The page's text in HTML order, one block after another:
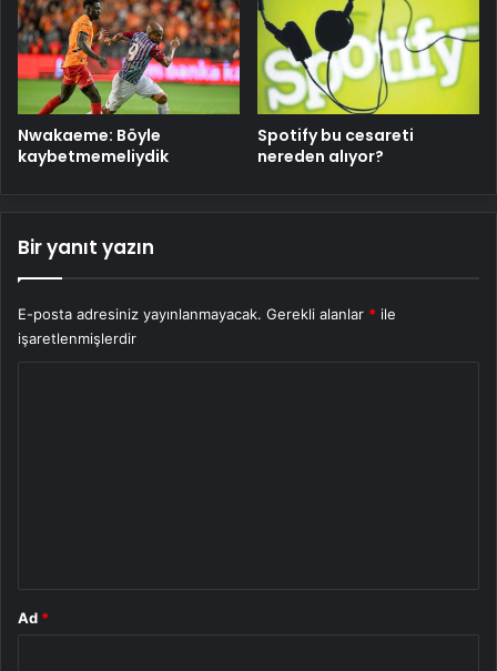
Nwakaeme: Böyle
kaybetmemeliydik
Spotify bu cesareti
nereden alıyor?
Bir yanıt yazın
E-posta adresiniz yayınlanmayacak. Gerekli alanlar * ile
işaretlenmişlerdir
Ad *